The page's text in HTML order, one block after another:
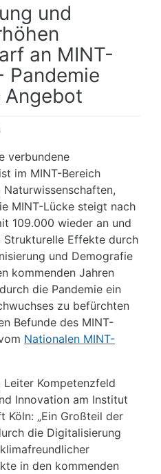
und
an MINT-
Pandemie
verbundene
im MINT-Bereich
MINT-Lücke steigt nach
109.000 wieder an und
Strukturelle Effekte durch
und Demografie
kommenden Jahren
die Pandemie ein
zu befürchten
Befunde des MINT-
Nationalen MINT-
Leiter Kompetenzfeld
Innovation am Institut
Köln: „Ein Großteil der
die Digitalisierung
in den kommenden